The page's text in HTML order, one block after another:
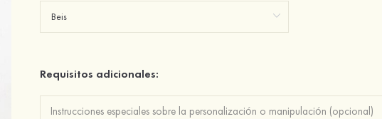
Requisitos adicionales: